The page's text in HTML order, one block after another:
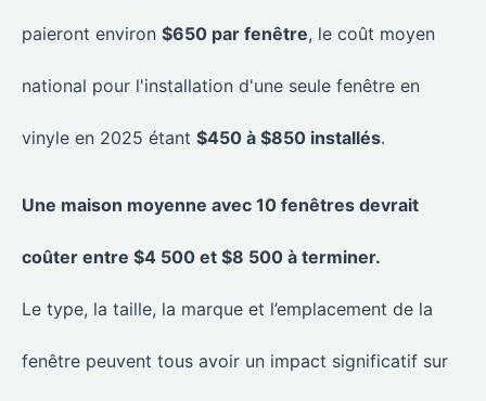
paieront environ $650 par fenêtre, le coût moyen
national pour l'installation d'une seule fenêtre en
vinyle en 2025 étant $450 à $850 installés.
Une maison moyenne avec 10 fenêtres devrait
coûter entre $4 500 et $8 500 à terminer.
Le type, la taille, la marque et l’emplacement de la
fenêtre peuvent tous avoir un impact significatif sur